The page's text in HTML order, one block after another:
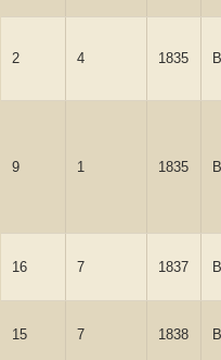
2 4 1835
9 1 1835
16 7 1837
15 7 1838